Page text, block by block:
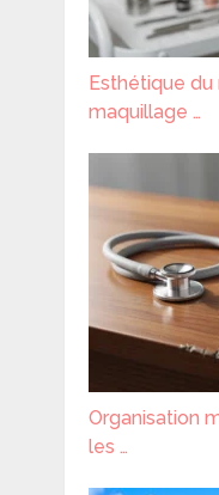
Esthétique du
maquillage …
Organisation
les …